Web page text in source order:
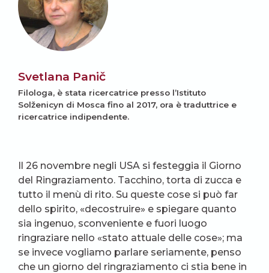
Svetlana Panič
Filologa, è stata ricercatrice presso l’Istituto
Solženicyn di Mosca fino al 2017, ora è traduttrice e
ricercatrice indipendente.
Il 26 novembre negli USA si festeggia il Giorno
del Ringraziamento. Tacchino, torta di zucca e
tutto il menù di rito. Su queste cose si può far
dello spirito, «decostruire» e spiegare quanto
sia ingenuo, sconveniente e fuori luogo
ringraziare nello «stato attuale delle cose»; ma
se invece vogliamo parlare seriamente, penso
che un giorno del ringraziamento ci stia bene in